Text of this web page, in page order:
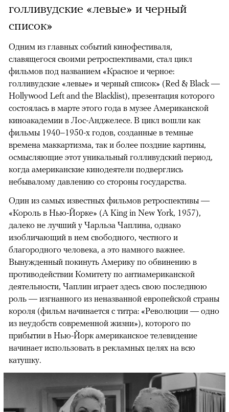
голливудские «левые» и черный
список»
Одним из главных событий кинофестиваля,
славящегося своими ретроспективами, стал цикл
фильмов под названием «Красное и черное:
голливудские «левые» и черный список» (Red & Black —
Hollywood Left and the Blacklist), презентация которого
состоялась в марте этого года в музее Американской
киноакадемии в Лос-Анджелесе. В цикл вошли как
фильмы 1940–1950-х годов, созданные в темные
времена маккартизма, так и более поздние картины,
осмысляющие этот уникальный голливудский период,
когда американские кинодеятели подверглись
небывалому давлению со стороны государства.
Один из самых известных фильмов ретроспективы —
«Король в Нью-Йорке» (A King in New York, 1957),
далеко не лучший у Чарльза Чаплина, однако
изобличающий в нем свободного, честного и
благородного человека, а это намного важнее.
Вынужденный покинуть Америку по обвинению в
противодействии Комитету по антиамериканской
деятельности, Чаплин играет здесь свою последнюю
роль — изгнанного из неназванной европейской страны
короля (фильм начинается с титра: «Революции — одно
из неудобств современной жизни»), которого по
прибытии в Нью-Йорк американское телевидение
начинает использовать в рекламных целях на всю
катушку.